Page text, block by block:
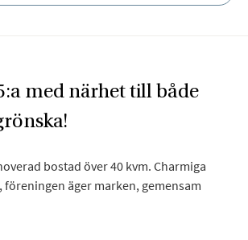
med närhet till både
bostad över 40 kvm. Charmiga
föreningen äger marken, gemensam